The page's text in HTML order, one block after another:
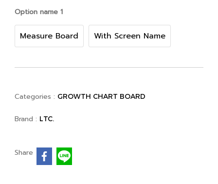
Option name 1
Measure Board With Screen Name
Categories : GROWTH CHART BOARD
Brand : LTC.
Share